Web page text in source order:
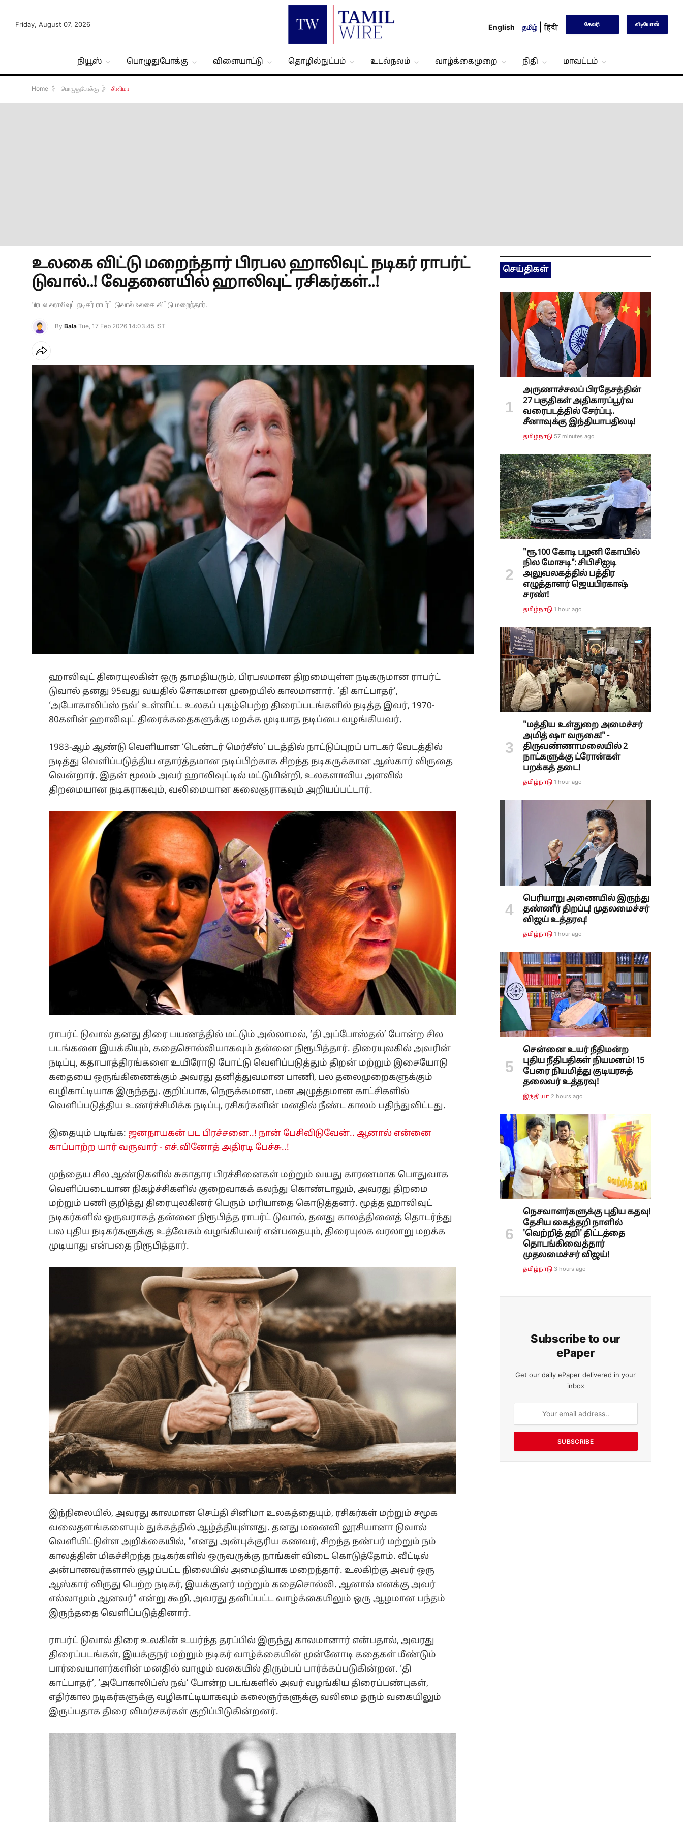
Friday, August 07, 2026 English தமிழ் हिंदी கேலரி வீடியோஸ்
நியூஸ் பொழுதுபோக்கு விளையாட்டு தொழில்நுட்பம் உடல்நலம் வாழ்க்கைமுறை நிதி மாவட்டம்
Home 》 பொழுதுபோக்கு 》 சினிமா
உலகை விட்டு மறைந்தார் பிரபல ஹாலிவுட் நடிகர் ராபர்ட்
டுவால்..! வேதனையில் ஹாலிவுட் ரசிகர்கள்..!
பிரபல ஹாலிவுட் நடிகர் ராபர்ட் டுவால் உலகை விட்டு மறைந்தார்.
By Bala Tue, 17 Feb 2026 14:03:45 IST
ஹாலிவுட் திரையுலகின் ஒரு தாமதியரும், பிரபலமான திறமையுள்ள நடிகருமான ராபர்ட்
டுவால் தனது 95வது வயதில் சோகமான முறையில் காலமானார். ‘தி காட்பாதர்’,
‘அபோகாலிப்ஸ் நவ்’ உள்ளிட்ட உலகப் புகழ்பெற்ற திரைப்படங்களில் நடித்த இவர், 1970-
80களின் ஹாலிவுட் திரைக்கதைகளுக்கு மறக்க முடியாத நடிப்பை வழங்கியவர்.
1983-ஆம் ஆண்டு வெளியான ‘டெண்டர் மெர்சீஸ்’ படத்தில் நாட்டுப்புறப் பாடகர் வேடத்தில்
நடித்து வெளிப்படுத்திய எதார்த்தமான நடிப்பிற்காக சிறந்த நடிகருக்கான ஆஸ்கார் விருதை
வென்றார். இதன் மூலம் அவர் ஹாலிவுட்டில் மட்டுமின்றி, உலகளாவிய அளவில்
திறமையான நடிகராகவும், வலிமையான கலைஞராகவும் அறியப்பட்டார்.
ராபர்ட் டுவால் தனது திரை பயணத்தில் மட்டும் அல்லாமல், ‘தி அப்போஸ்தல்’ போன்ற சில
படங்களை இயக்கியும், கதைசொல்லியாகவும் தன்னை நிரூபித்தார். திரையுலகில் அவரின்
நடிப்பு, கதாபாத்திரங்களை உயிரோடு போட்டு வெளிப்படுத்தும் திறன் மற்றும் இசையோடு
கதையை ஒருங்கிணைக்கும் அவரது தனித்துவமான பாணி, பல தலைமுறைகளுக்கும்
வழிகாட்டியாக இருந்தது. குறிப்பாக, நெருக்கமான, மன அழுத்தமான காட்சிகளில்
வெளிப்படுத்திய உணர்ச்சிமிக்க நடிப்பு, ரசிகர்களின் மனதில் நீண்ட காலம் பதிந்துவிட்டது.
இதையும் படிங்க: ஜனநாயகன் பட பிரச்சனை..! நான் பேசிவிடுவேன்.. ஆனால் என்னை
காப்பாற்ற யார் வருவார் - எச்.வினோத் அதிரடி பேச்சு..!
முந்தைய சில ஆண்டுகளில் சுகாதார பிரச்சினைகள் மற்றும் வயது காரணமாக பொதுவாக
வெளிப்படையான நிகழ்ச்சிகளில் குறைவாகக் கலந்து கொண்டாலும், அவரது திறமை
மற்றும் பணி குறித்து திரையுலகினர் பெரும் மரியாதை கொடுத்தனர். மூத்த ஹாலிவுட்
நடிகர்களில் ஒருவராகத் தன்னை நிரூபித்த ராபர்ட் டுவால், தனது காலத்தினைத் தொடர்ந்து
பல புதிய நடிகர்களுக்கு உத்வேகம் வழங்கியவர் என்பதையும், திரையுலக வரலாறு மறக்க
முடியாது என்பதை நிரூபித்தார்.
இந்நிலையில், அவரது காலமான செய்தி சினிமா உலகத்தையும், ரசிகர்கள் மற்றும் சமூக
வலைதளங்களையும் துக்கத்தில் ஆழ்த்தியுள்ளது. தனது மனைவி லூசியானா டுவால்
வெளியிட்டுள்ள அறிக்கையில், "எனது அன்புக்குரிய கணவர், சிறந்த நண்பர் மற்றும் நம்
காலத்தின் மிகச்சிறந்த நடிகர்களில் ஒருவருக்கு நாங்கள் விடை கொடுத்தோம். வீட்டில்
அன்பானவர்களால் சூழப்பட்ட நிலையில் அமைதியாக மறைந்தார். உலகிற்கு அவர் ஒரு
ஆஸ்கார் விருது பெற்ற நடிகர், இயக்குனர் மற்றும் கதைசொல்லி. ஆனால் எனக்கு அவர்
எல்லாமும் ஆனவர்" என்று கூறி, அவரது தனிப்பட்ட வாழ்க்கையிலும் ஒரு ஆழமான பந்தம்
இருந்ததை வெளிப்படுத்தினார்.
ராபர்ட் டுவால் திரை உலகின் உயர்ந்த தரப்பில் இருந்து காலமானார் என்பதால், அவரது
திரைப்படங்கள், இயக்குநர் மற்றும் நடிகர் வாழ்க்கையின் முன்னோடி கதைகள் மீண்டும்
பார்வையாளர்களின் மனதில் வாழும் வகையில் திரும்பப் பார்க்கப்படுகின்றன. ‘தி
காட்பாதர்’, ‘அபோகாலிப்ஸ் நவ்’ போன்ற படங்களில் அவர் வழங்கிய திரைப்பண்புகள்,
எதிர்கால நடிகர்களுக்கு வழிகாட்டியாகவும் கலைஞர்களுக்கு வலிமை தரும் வகையிலும்
இருப்பதாக திரை விமர்சகர்கள் குறிப்பிடுகின்றனர்.
செய்திகள்
அருணாச்சலப் பிரதேசத்தின்
27 பகுதிகள் அதிகாரப்பூர்வ
வரைபடத்தில் சேர்ப்பு..
சீனாவுக்கு இந்தியாபதிலடி!
தமிழ்நாடு 57 minutes ago
"ரூ.100 கோடி பழனி கோயில்
நில மோசடி": சிபிசிஐடி
அலுவலகத்தில் பத்திர
எழுத்தாளர் ஜெயபிரகாஷ்
சரண்!
தமிழ்நாடு 1 hour ago
"மத்திய உள்துறை அமைச்சர்
அமித் ஷா வருகை!" -
திருவண்ணாமலையில் 2
நாட்களுக்கு ட்ரோன்கள்
பறக்கத் தடை!
தமிழ்நாடு 1 hour ago
பெரியாறு அணையில் இருந்து
தண்ணீர் திறப்பு! முதலமைச்சர்
விஜய் உத்தரவு!
தமிழ்நாடு 1 hour ago
சென்னை உயர் நீதிமன்ற
புதிய நீதிபதிகள் நியமனம்! 15
பேரை நியமித்து குடியரசுத்
தலைவர் உத்தரவு!
இந்தியா 2 hours ago
நெசவாளர்களுக்கு புதிய கதவு!
தேசிய கைத்தறி நாளில்
'வெற்றித் தறி' திட்டத்தை
தொடங்கிவைத்தார்
முதலமைச்சர் விஜய்!
தமிழ்நாடு 3 hours ago
Subscribe to our
ePaper
Get our daily ePaper delivered in your
inbox
SUBSCRIBE